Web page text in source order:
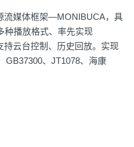
流媒体框架—MONIBUCA，具
种播放格式、率先实现
持云台控制、历史回放。实现
GB37300、JT1078、海康